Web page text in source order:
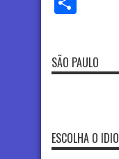
SÃO PAULO
ESCOLHA O